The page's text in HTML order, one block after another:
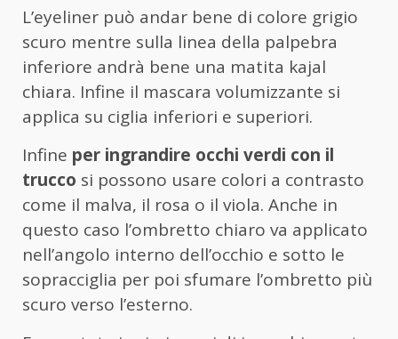
L’eyeliner può andar bene di colore grigio
scuro mentre sulla linea della palpebra
inferiore andrà bene una matita kajal
chiara. Infine il mascara volumizzante si
applica su ciglia inferiori e superiori.
Infine per ingrandire occhi verdi con il
trucco si possono usare colori a contrasto
come il malva, il rosa o il viola. Anche in
questo caso l’ombretto chiaro va applicato
nell’angolo interno dell’occhio e sotto le
sopracciglia per poi sfumare l’ombretto più
scuro verso l’esterno.